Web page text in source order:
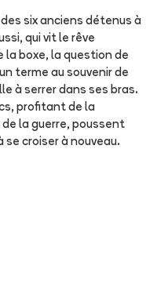
six anciens détenus à
qui vit le rêve
la boxe, la question de
terme au souvenir de
à serrer dans ses bras.
profitant de la
la guerre, poussent
se croiser à nouveau.